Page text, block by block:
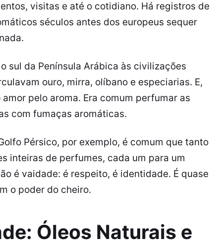
visitas e até o cotidiano. Há registros de
séculos antes dos europeus sequer
sul da Península Arábica às civilizações
ouro, mirra, olíbano e especiarias. E,
pelo aroma. Era comum perfumar as
com fumaças aromáticas.
Pérsico, por exemplo, é comum que tanto
inteiras de perfumes, cada um para um
é vaidade: é respeito, é identidade. É quase
o poder do cheiro.
Óleos Naturais e